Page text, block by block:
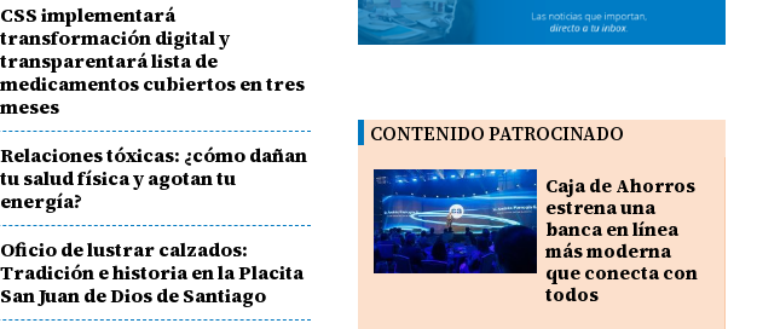
CSS implementará
transformación digital y
transparentará lista de
medicamentos cubiertos en tres
meses
Relaciones tóxicas: ¿cómo dañan
tu salud física y agotan tu
energía?
Oficio de lustrar calzados:
Tradición e historia en la Placita
San Juan de Dios de Santiago
CONTENIDO PATROCINADO
Caja de Ahorros
estrena una
banca en línea
más moderna
que conecta con
todos